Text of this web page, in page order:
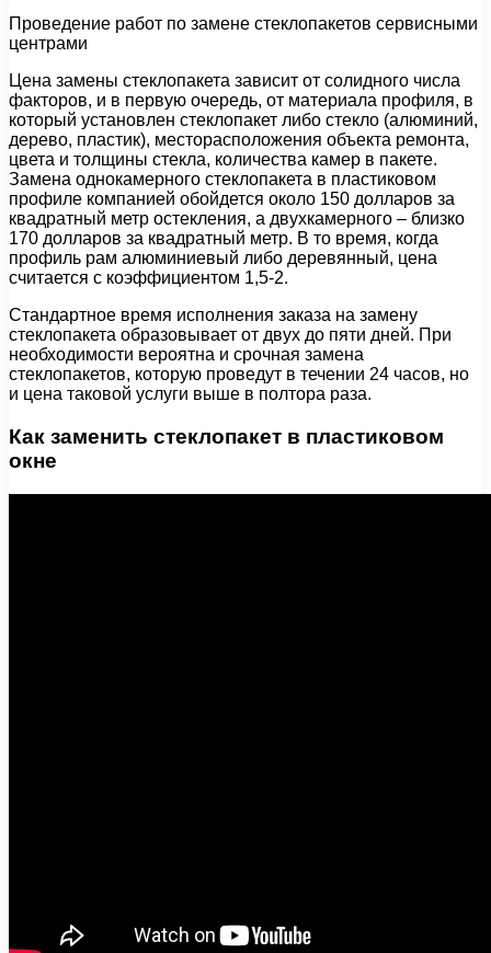
Проведение работ по замене стеклопакетов сервисными
центрами
Цена замены стеклопакета зависит от солидного числа
факторов, и в первую очередь, от материала профиля, в
который установлен стеклопакет либо стекло (алюминий,
дерево, пластик), месторасположения объекта ремонта,
цвета и толщины стекла, количества камер в пакете.
Замена однокамерного стеклопакета в пластиковом
профиле компанией обойдется около 150 долларов за
квадратный метр остекления, а двухкамерного – близко
170 долларов за квадратный метр. В то время, когда
профиль рам алюминиевый либо деревянный, цена
считается с коэффициентом 1,5-2.
Стандартное время исполнения заказа на замену
стеклопакета образовывает от двух до пяти дней. При
необходимости вероятна и срочная замена
стеклопакетов, которую проведут в течении 24 часов, но
и цена таковой услуги выше в полтора раза.
Как заменить стеклопакет в пластиковом
окне